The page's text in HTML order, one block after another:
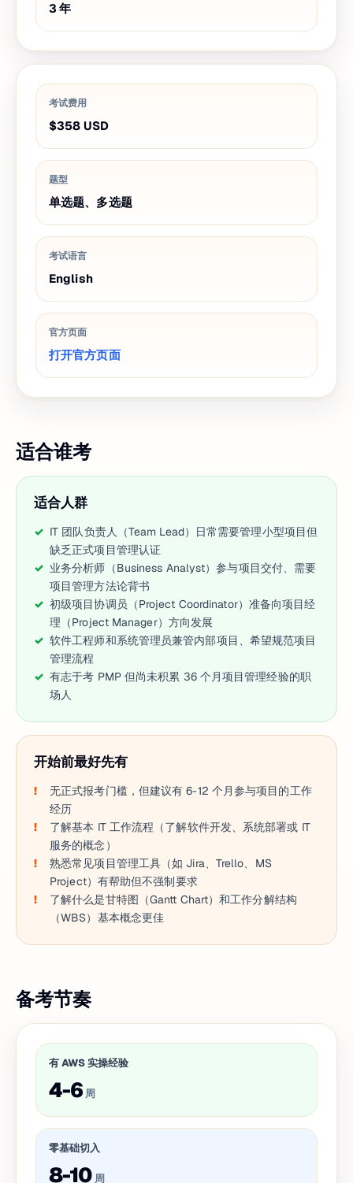
3 年
考试费用
$358 USD
题型
单选题、多选题
考试语言
English
官方页面
打开官方页面
适合谁考
适合人群
IT 团队负责人（Team Lead）日常需要管理小型项目但
缺乏正式项目管理认证
业务分析师（Business Analyst）参与项目交付、需要
项目管理方法论背书
初级项目协调员（Project Coordinator）准备向项目经
理（Project Manager）方向发展
软件工程师和系统管理员兼管内部项目、希望规范项目
管理流程
有志于考 PMP 但尚未积累 36 个月项目管理经验的职
场人
开始前最好先有
无正式报考门槛，但建议有 6-12 个月参与项目的工作
经历
了解基本 IT 工作流程（了解软件开发、系统部署或 IT
服务的概念）
熟悉常见项目管理工具（如 Jira、Trello、MS
Project）有帮助但不强制要求
了解什么是甘特图（Gantt Chart）和工作分解结构
（WBS）基本概念更佳
备考节奏
有 AWS 实操经验
4-6 周
零基础切入
8-10 周